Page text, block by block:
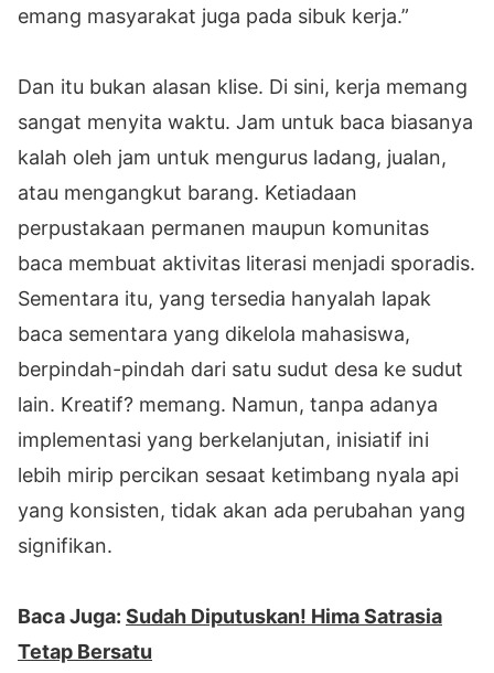
emang masyarakat juga pada sibuk kerja.”
Dan itu bukan alasan klise. Di sini, kerja memang
sangat menyita waktu. Jam untuk baca biasanya
kalah oleh jam untuk mengurus ladang, jualan,
atau mengangkut barang. Ketiadaan
perpustakaan permanen maupun komunitas
baca membuat aktivitas literasi menjadi sporadis.
Sementara itu, yang tersedia hanyalah lapak
baca sementara yang dikelola mahasiswa,
berpindah-pindah dari satu sudut desa ke sudut
lain. Kreatif? memang. Namun, tanpa adanya
implementasi yang berkelanjutan, inisiatif ini
lebih mirip percikan sesaat ketimbang nyala api
yang konsisten, tidak akan ada perubahan yang
signifikan.
Baca Juga: Sudah Diputuskan! Hima Satrasia
Tetap Bersatu